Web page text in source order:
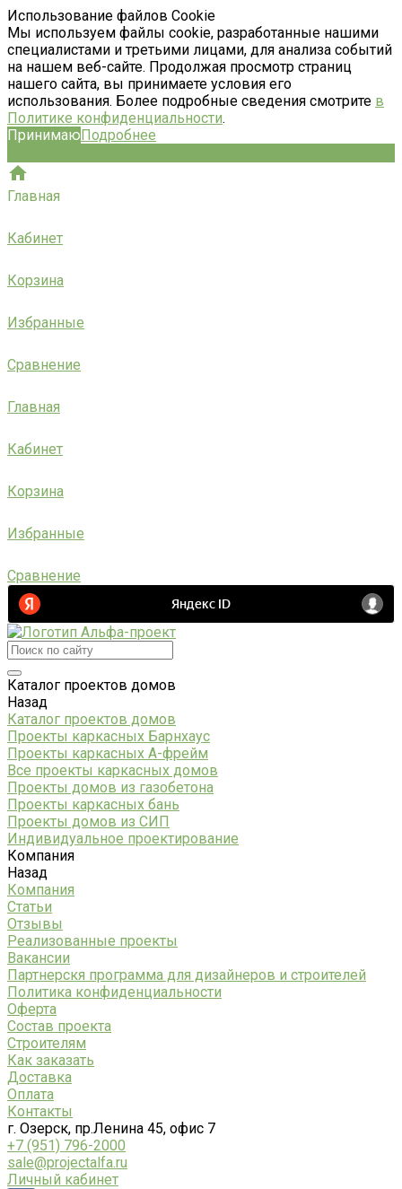
Использование файлов Cookie
Мы используем файлы cookie, разработанные нашими
специалистами и третьими лицами, для анализа событий
на нашем веб-сайте. Продолжая просмотр страниц
нашего сайта, вы принимаете условия его
использования. Более подробные сведения смотрите в
Политике конфиденциальности.
ПринимаюПодробнее
Главная
Кабинет
Корзина
Избранные
Сравнение
Главная
Кабинет
Корзина
Избранные
Сравнение
Каталог проектов домов
Назад
Каталог проектов домов
Проекты каркасных Барнхаус
Проекты каркасных А-фрейм
Все проекты каркасных домов
Проекты домов из газобетона
Проекты каркасных бань
Проекты домов из СИП
Индивидуальное проектирование
Компания
Назад
Компания
Статьи
Отзывы
Реализованные проекты
Вакансии
Партнерскя программа для дизайнеров и строителей
Политика конфиденциальности
Оферта
Состав проекта
Строителям
Как заказать
Доставка
Оплата
Контакты
г. Озерск, пр.Ленина 45, офис 7
+7 (951) 796-2000
sale@projectalfa.ru
Личный кабинет